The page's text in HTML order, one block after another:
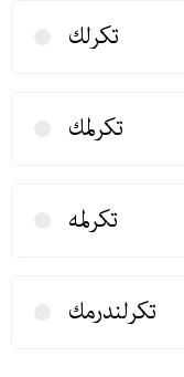
تكرلك
تكرلمك
تكرلمه
تكرلندرمك